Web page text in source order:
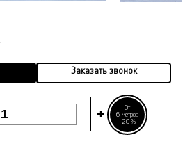
+
От
6 метров
-20%
Заказать звонок